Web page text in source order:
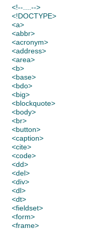
<!--....-->
<!DOCTYPE>
<a>
<abbr>
<acronym>
<address>
<area>
<b>
<base>
<bdo>
<big>
<blockquote>
<body>
<br>
<button>
<caption>
<cite>
<code>
<dd>
<del>
<div>
<dl>
<dt>
<fieldset>
<form>
<frame>